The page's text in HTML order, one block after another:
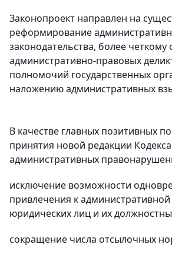
Законопроект направлен на
реформирование
законодательства, более
административно-правовых
полномочий государственных
наложению административных
В качестве главных позитивных
принятия новой редакции
административных
исключение возможности
привлечения к административной
юридических лиц и их
сокращение числа отсылочных